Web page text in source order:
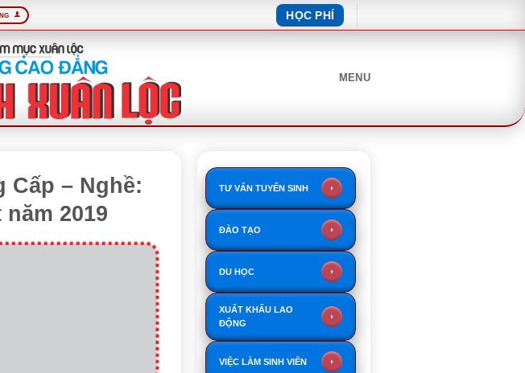
HỌC PHÍ
MENU
– Nghề:
2019
TƯ VẤN TUYỂN SINH
ĐÀO TẠO
DU HỌC
XUẤT KHẨU LAO
ĐỘNG
VIỆC LÀM SINH VIÊN